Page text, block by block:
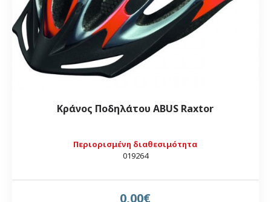
Περιορισμένη διαθεσιμότητα
019264
Κράνος Ποδηλάτου ABUS Raxtor
0,00€